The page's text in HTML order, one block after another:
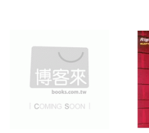
可超商取貨(8) 可
可港澳店取(8)